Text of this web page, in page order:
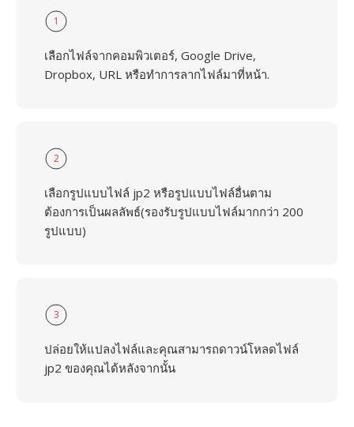
1
เลือกไฟล์จากคอมพิวเตอร์, Google Drive,
Dropbox, URL หรือทำการลากไฟล์มาที่หน้า.
2
เลือกรูปแบบไฟล์ jp2 หรือรูปแบบไฟล์อื่นตาม
ต้องการเป็นผลลัพธ์(รองรับรูปแบบไฟล์มากกว่า 200
รูปแบบ)
3
ปล่อยให้แปลงไฟล์และคุณสามารถดาวน์โหลดไฟล์
jp2 ของคุณได้หลังจากนั้น